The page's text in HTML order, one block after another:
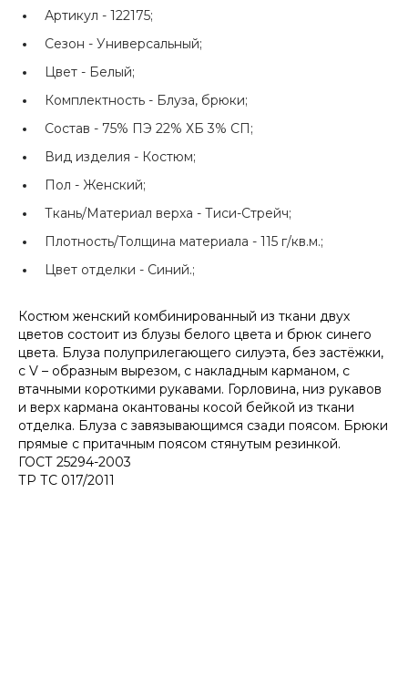
Артикул - 122175;
Сезон - Универсальный;
Цвет - Белый;
Комплектность - Блуза, брюки;
Состав - 75% ПЭ 22% ХБ 3% СП;
Вид изделия - Костюм;
Пол - Женский;
Ткань/Материал верха - Тиси-Стрейч;
Плотность/Толщина материала - 115 г/кв.м.;
Цвет отделки - Синий.;
Костюм женский комбинированный из ткани двух
цветов состоит из блузы белого цвета и брюк синего
цвета. Блуза полуприлегающего силуэта, без застёжки,
с V – образным вырезом, с накладным карманом, с
втачными короткими рукавами. Горловина, низ рукавов
и верх кармана окантованы косой бейкой из ткани
отделка. Блуза с завязывающимся сзади поясом. Брюки
прямые с притачным поясом стянутым резинкой.
ГОСТ 25294-2003
ТР ТС 017/2011